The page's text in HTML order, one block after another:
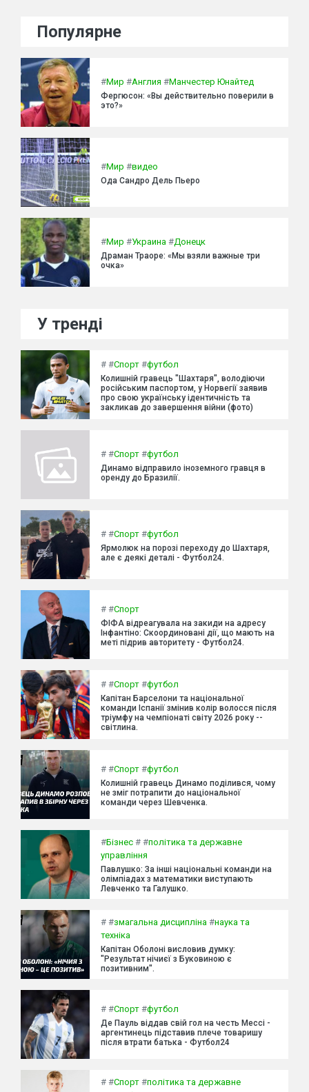
Популярне
#Мир #Англия #Манчестер Юнайтед
Фергюсон: «Вы действительно поверили в
это?»
#Мир #видео
Ода Сандро Дель Пьеро
#Мир #Украина #Донецк
Драман Траоре: «Мы взяли важные три
очка»
У тренді
# #Спорт #футбол
Колишній гравець "Шахтаря", володіючи
російським паспортом, у Норвегії заявив
про свою українську ідентичність та
закликав до завершення війни (фото)
# #Спорт #футбол
Динамо відправило іноземного гравця в
оренду до Бразилії.
# #Спорт #футбол
Ярмолюк на порозі переходу до Шахтаря,
але є деякі деталі - Футбол24.
# #Спорт
ФІФА відреагувала на закиди на адресу
Інфантіно: Скоординовані дії, що мають на
меті підрив авторитету - Футбол24.
# #Спорт #футбол
Капітан Барселони та національної
команди Іспанії змінив колір волосся після
тріумфу на чемпіонаті світу 2026 року --
світлина.
# #Спорт #футбол
Колишній гравець Динамо поділився, чому
не зміг потрапити до національної
команди через Шевченка.
#Бізнес # #політика та державне
управління
Павлушко: За інші національні команди на
олімпіадах з математики виступають
Левченко та Галушко.
# #змагальна дисципліна #наука та
техніка
Капітан Оболоні висловив думку:
"Результат нічиєї з Буковиною є
позитивним".
# #Спорт #футбол
Де Пауль віддав свій гол на честь Мессі -
аргентинець підставив плече товаришу
після втрати батька - Футбол24
# #Спорт #політика та державне